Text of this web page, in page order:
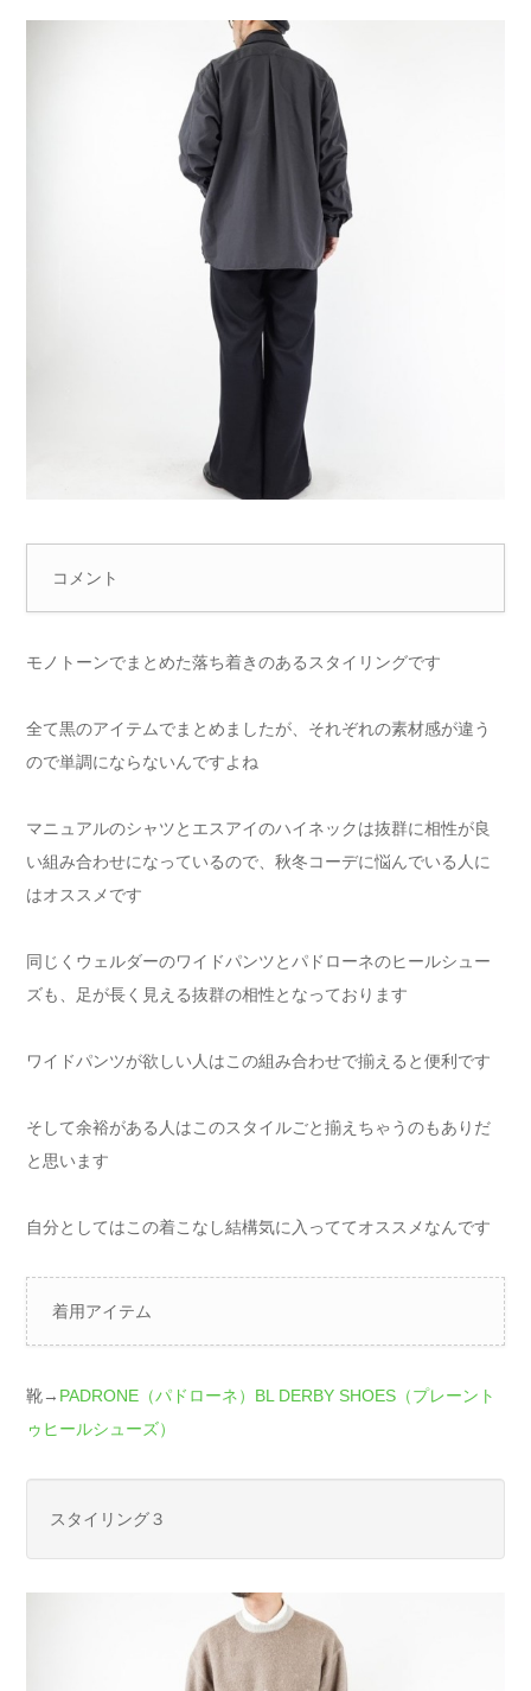
コメント
モノトーンでまとめた落ち着きのあるスタイリングです
全て黒のアイテムでまとめましたが、それぞれの素材感が違う
ので単調にならないんですよね
マニュアルのシャツとエスアイのハイネックは抜群に相性が良
い組み合わせになっているので、秋冬コーデに悩んでいる人に
はオススメです
同じくウェルダーのワイドパンツとパドローネのヒールシュー
ズも、足が長く見える抜群の相性となっております
ワイドパンツが欲しい人はこの組み合わせで揃えると便利です
そして余裕がある人はこのスタイルごと揃えちゃうのもありだ
と思います
自分としてはこの着こなし結構気に入っててオススメなんです
着用アイテム
靴→ PADRONE（パドローネ）BL DERBY SHOES（プレーント
ゥヒールシューズ）
スタイリング３